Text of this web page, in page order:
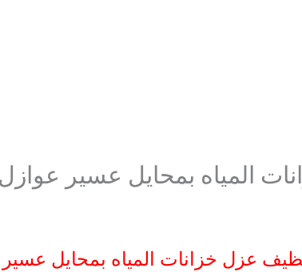
المياه بمحايل عسير
عزل خزانات المياه بمحايل